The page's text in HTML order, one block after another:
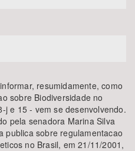
resumidamente, como
sobre Biodiversidade no
j e 15 - vem se desenvolvendo.
pela senadora Marina Silva
publica sobre regulamentacao
no Brasil, em 21/11/2001,